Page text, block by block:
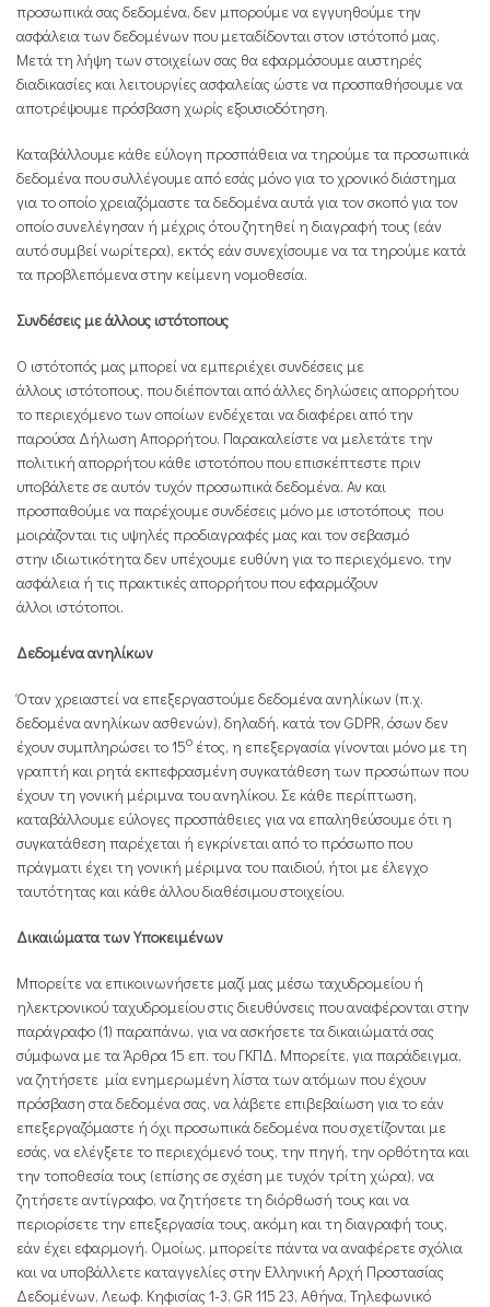
προσωπικά σας δεδομένα, δεν μπορούμε να εγγυηθούμε την
ασφάλεια των δεδομένων που μεταδίδονται στον ιστότοπό μας.
Μετά τη λήψη των στοιχείων σας θα εφαρμόσουμε αυστηρές
διαδικασίες και λειτουργίες ασφαλείας ώστε να προσπαθήσουμε να
αποτρέψουμε πρόσβαση χωρίς εξουσιοδότηση.
Καταβάλλουμε κάθε εύλογη προσπάθεια να τηρούμε τα προσωπικά
δεδομένα που συλλέγουμε από εσάς μόνο για το χρονικό διάστημα
για το οποίο χρειαζόμαστε τα δεδομένα αυτά για τον σκοπό για τον
οποίο συνελέγησαν ή μέχρις ότου ζητηθεί η διαγραφή τους (εάν
αυτό συμβεί νωρίτερα), εκτός εάν συνεχίσουμε να τα τηρούμε κατά
τα προβλεπόμενα στην κείμενη νομοθεσία.
Συνδέσεις με άλλους ιστότοπους
Ο ιστότοπός μας μπορεί να εμπεριέχει συνδέσεις με
άλλους ιστότοπους, που διέπονται από άλλες δηλώσεις απορρήτου
το περιεχόμενο των οποίων ενδέχεται να διαφέρει από την
παρούσα Δήλωση Απορρήτου. Παρακαλείστε να μελετάτε την
πολιτική απορρήτου κάθε ιστοτόπου που επισκέπτεστε πριν
υποβάλετε σε αυτόν τυχόν προσωπικά δεδομένα. Αν και
προσπαθούμε να παρέχουμε συνδέσεις μόνο με ιστοτόπους που
μοιράζονται τις υψηλές προδιαγραφές μας και τον σεβασμό
στην ιδιωτικότητα δεν υπέχουμε ευθύνη για το περιεχόμενο, την
ασφάλεια ή τις πρακτικές απορρήτου που εφαρμόζουν
άλλοι ιστότοποι.
Δεδομένα ανηλίκων
Όταν χρειαστεί να επεξεργαστούμε δεδομένα ανηλίκων (π.χ.
δεδομένα ανηλίκων ασθενών), δηλαδή, κατά τον GDPR, όσων δεν
έχουν συμπληρώσει το 15ο έτος, η επεξεργασία γίνονται μόνο με τη
γραπτή και ρητά εκπεφρασμένη συγκατάθεση των προσώπων που
έχουν τη γονική μέριμνα του ανηλίκου. Σε κάθε περίπτωση,
καταβάλλουμε εύλογες προσπάθειες για να επαληθεύσουμε ότι η
συγκατάθεση παρέχεται ή εγκρίνεται από το πρόσωπο που
πράγματι έχει τη γονική μέριμνα του παιδιού, ήτοι με έλεγχο
ταυτότητας και κάθε άλλου διαθέσιμου στοιχείου.
Δικαιώματα των Υποκειμένων
Μπορείτε να επικοινωνήσετε μαζί μας μέσω ταχυδρομείου ή
ηλεκτρονικού ταχυδρομείου στις διευθύνσεις που αναφέρονται στην
παράγραφο (1) παραπάνω, για να ασκήσετε τα δικαιώματά σας
σύμφωνα με τα Άρθρα 15 επ. του ΓΚΠΔ. Μπορείτε, για παράδειγμα,
να ζητήσετε μία ενημερωμένη λίστα των ατόμων που έχουν
πρόσβαση στα δεδομένα σας, να λάβετε επιβεβαίωση για το εάν
επεξεργαζόμαστε ή όχι προσωπικά δεδομένα που σχετίζονται με
εσάς, να ελέγξετε το περιεχόμενό τους, την πηγή, την ορθότητα και
την τοποθεσία τους (επίσης σε σχέση με τυχόν τρίτη χώρα), να
ζητήσετε αντίγραφο, να ζητήσετε τη διόρθωσή τους και να
περιορίσετε την επεξεργασία τους, ακόμη και τη διαγραφή τους,
εάν έχει εφαρμογή. Ομοίως, μπορείτε πάντα να αναφέρετε σχόλια
και να υποβάλλετε καταγγελίες στην Ελληνική Αρχή Προστασίας
Δεδομένων, Λεωφ. Κηφισίας 1-3, GR 115 23, Αθήνα, Τηλεφωνικό